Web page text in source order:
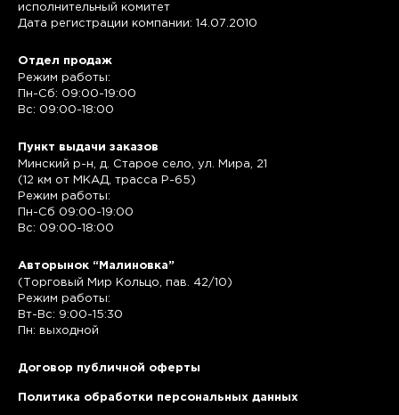
исполнительный комитет
Дата регистрации компании: 14.07.2010
Отдел продаж
Режим работы:
Пн-Сб: 09:00-19:00
Вс: 09:00-18:00
Пункт выдачи заказов
Минский р-н, д. Старое село, ул. Мира, 21
(12 км от МКАД, трасса P-65)
Режим работы:
Пн-Сб 09:00-19:00
Вс: 09:00-18:00
Авторынок “Малиновка”
(Торговый Мир Кольцо, пав. 42/10)
Режим работы:
Вт-Вс: 9:00-15:30
Пн: выходной
Договор публичной оферты
Политика обработки персональных данных